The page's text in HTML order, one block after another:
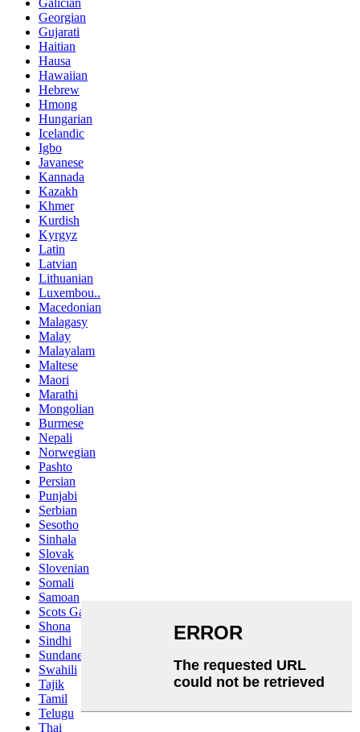
Georgian
Gujarati
Haitian
Hausa
Hawaiian
Hebrew
Hmong
Hungarian
Icelandic
Igbo
Javanese
Kannada
Kazakh
Khmer
Kurdish
Kyrgyz
Latin
Latvian
Lithuanian
Luxembou..
Macedonian
Malagasy
Malay
Malayalam
Maltese
Maori
Marathi
Mongolian
Burmese
Nepali
Norwegian
Pashto
Persian
Punjabi
Serbian
Sesotho
Sinhala
Slovak
Slovenian
Somali
Samoan
Scots Gaelic
Shona
Sindhi
Sundanese
Swahili
Tajik
Tamil
Telugu
Thai